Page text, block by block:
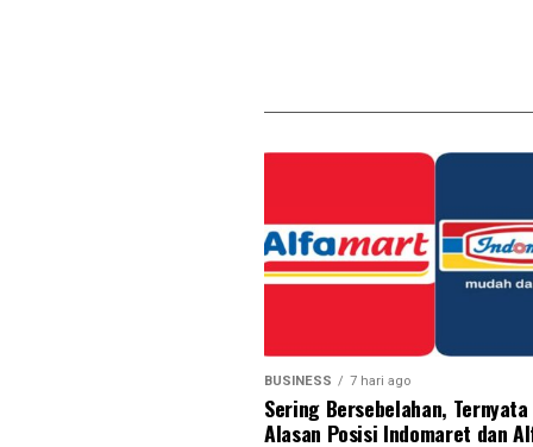
BUSINESS 7 hari ago
Sering Bersebelahan,
Alasan Posisi Indomaret dan